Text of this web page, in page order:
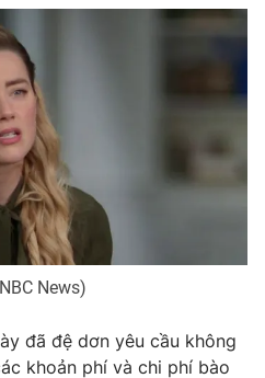
Podcast
Infographic
Shorts video
VTV Thể thao
News)
đã đệ dơn yêu cầu không
khoản phí và chi phí bào